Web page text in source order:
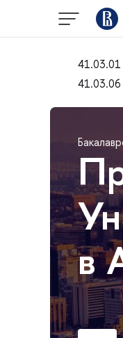
41.03.06
в